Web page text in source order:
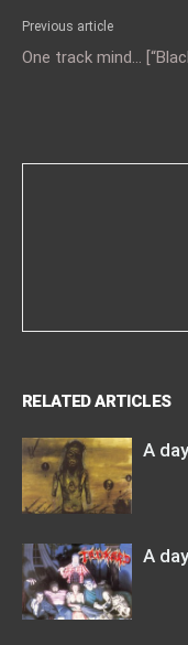
Previous article
One track mind…
RELATED ARTICLES
A
A